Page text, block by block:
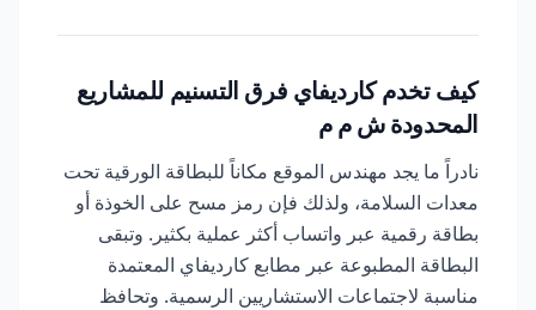
كيف تخدم كارديفاي فرق التسنيم للمشاريع
المحدودة ش م م
نادراً ما يجد مهندس الموقع مكاناً للبطاقة الورقية تحت
معدات السلامة، ولذلك فإن رمز مسح على الخوذة أو
بطاقة رقمية عبر واتساب أكثر عملية بكثير. وتبقى
البطاقة المطبوعة عبر مطابع كارديفاي المعتمدة
مناسبة لاجتماعات الاستشاريين الرسمية. وتحافظ